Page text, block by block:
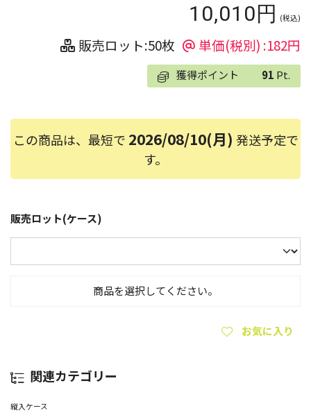
10,010円 (税込)
販売ロット:50枚 単価(税別) :182円
獲得ポイント 91 Pt.
この商品は、最短で 2026/08/10(月) 発送予定で
す。
販売ロット(ケース)
商品を選択してください。
お気に入り
関連カテゴリー
縦入ケース